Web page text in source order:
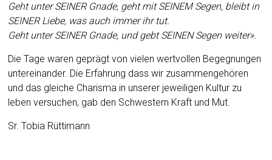
Geht unter SEINER Gnade, geht mit SEINEM Segen, bleibt in
SEINER Liebe, was auch immer ihr tut.
Geht unter SEINER Gnade, und gebt SEINEN Segen weiter».
Die Tage waren geprägt von vielen wertvollen Begegnungen
untereinander. Die Erfahrung dass wir zusammengehören
und das gleiche Charisma in unserer jeweiligen Kultur zu
leben versuchen, gab den Schwestern Kraft und Mut.
Sr. Tobia Rüttimann